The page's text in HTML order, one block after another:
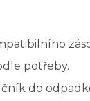
potřeby.
do